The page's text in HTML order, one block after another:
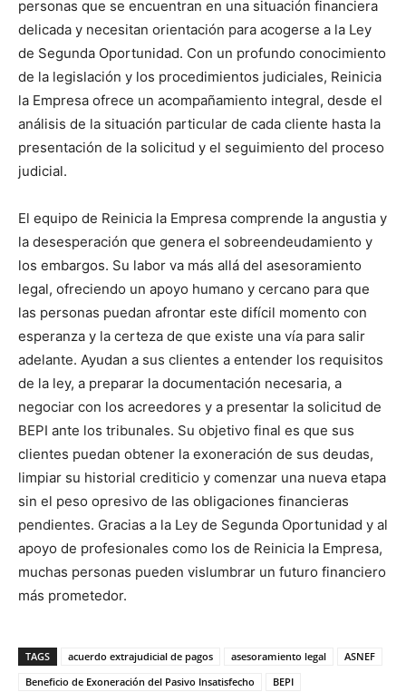
personas que se encuentran en una situación financiera
delicada y necesitan orientación para acogerse a la Ley
de Segunda Oportunidad. Con un profundo conocimiento
de la legislación y los procedimientos judiciales, Reinicia
la Empresa ofrece un acompañamiento integral, desde el
análisis de la situación particular de cada cliente hasta la
presentación de la solicitud y el seguimiento del proceso
judicial.
El equipo de Reinicia la Empresa comprende la angustia y
la desesperación que genera el sobreendeudamiento y
los embargos. Su labor va más allá del asesoramiento
legal, ofreciendo un apoyo humano y cercano para que
las personas puedan afrontar este difícil momento con
esperanza y la certeza de que existe una vía para salir
adelante. Ayudan a sus clientes a entender los requisitos
de la ley, a preparar la documentación necesaria, a
negociar con los acreedores y a presentar la solicitud de
BEPI ante los tribunales. Su objetivo final es que sus
clientes puedan obtener la exoneración de sus deudas,
limpiar su historial crediticio y comenzar una nueva etapa
sin el peso opresivo de las obligaciones financieras
pendientes. Gracias a la Ley de Segunda Oportunidad y al
apoyo de profesionales como los de Reinicia la Empresa,
muchas personas pueden vislumbrar un futuro financiero
más prometedor.
TAGS acuerdo extrajudicial de pagos asesoramiento legal
ASNEF
Beneficio de Exoneración del Pasivo Insatisfecho
BEPI